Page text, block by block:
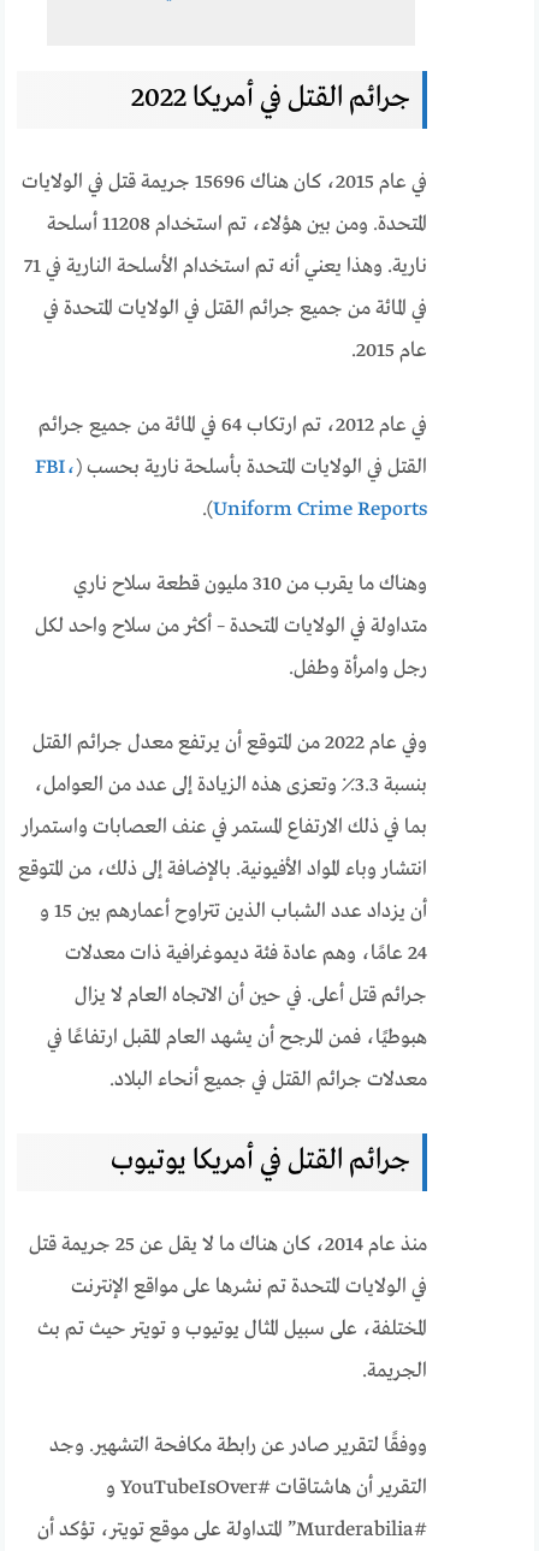
جرائم القتل في أمريكا 2022
في عام 2015، كان هناك 15696 جريمة قتل في الولايات
المتحدة. ومن بين هؤلاء، تم استخدام 11208 أسلحة
نارية. وهذا يعني أنه تم استخدام الأسلحة النارية في 71
في المائة من جميع جرائم القتل في الولايات المتحدة في
عام 2015.
في عام 2012، تم ارتكاب 64 في المائة من جميع جرائم
القتل في الولايات المتحدة بأسلحة نارية بحسب (FBI،
Uniform Crime Reports
).
وهناك ما يقرب من 310 مليون قطعة سلاح ناري
متداولة في الولايات المتحدة – أكثر من سلاح واحد لكل
رجل وامرأة وطفل.
وفي عام 2022 من المتوقع أن يرتفع معدل جرائم القتل
بنسبة 3.3٪ وتعزى هذه الزيادة إلى عدد من العوامل،
بما في ذلك الارتفاع المستمر في عنف العصابات واستمرار
انتشار وباء المواد الأفيونية. بالإضافة إلى ذلك، من المتوقع
أن يزداد عدد الشباب الذين تتراوح أعمارهم بين 15 و
24 عامًا، وهم عادة فئة ديموغرافية ذات معدلات
جرائم قتل أعلى. في حين أن الاتجاه العام لا يزال
هبوطيًا، فمن المرجح أن يشهد العام المقبل ارتفاعًا في
معدلات جرائم القتل في جميع أنحاء البلاد.
جرائم القتل في أمريكا يوتيوب
منذ عام 2014، كان هناك ما لا يقل عن 25 جريمة قتل
في الولايات المتحدة تم نشرها على مواقع الإنترنت
المختلفة، على سبيل المثال يوتيوب و تويتر حيث تم بث
الجريمة.
ووفقًا لتقرير صادر عن رابطة مكافحة التشهير. وجد
التقرير أن هاشتاقات #YouTubeIsOver و
#Murderabilia” المتداولة على موقع تويتر، تؤكد أن